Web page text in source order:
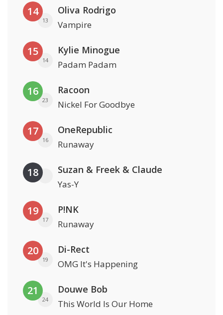
14
13
Oliva Rodrigo
Vampire
15
14
Kylie Minogue
Padam Padam
16
23
Racoon
Nickel For Goodbye
17
16
OneRepublic
Runaway
18 Suzan & Freek & Claude
Yas-Y
19
17
P!NK
Runaway
20
19
Di-Rect
OMG It's Happening
21
24
Douwe Bob
This World Is Our Home